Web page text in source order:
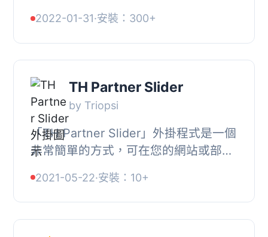
管理面板表格中的第一欄。, 支援的實
體有：, *...
2022-01-31·安裝：300+
TH Partner Slider
by Triopsi
「TH Partner Slider」外掛程式是一個
非常簡單的方式，可在您的網站或部落
式具有響應式設計，非常容易使用。在
WordPress...
2021-05-22·安裝：10+